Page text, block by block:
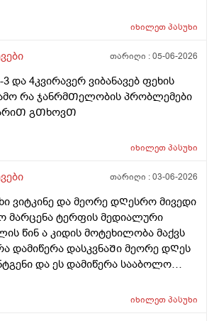
ვერ დავდგები რაᲗქმაუნდა და
გასტროენტეროლოგიურ
ბუასილ სწორ ნაწლავზე ხომარ
ამასᲗან ერᲗად კუᲭᲨირო
დილა საᲦამო აქამდე სულ
მარა ისეᲗი Ძლიერი არა მსუბუქი
ვეგარ გავაკეᲗებ იმიტორო
რო Ჩაბანვა გავაკეᲗო და რაიმე
გამოიწვევს იმიტორო კუᲭᲨი რო
სალფეᲗკს დაჯდომილა Თბილი
და იმიᲗ ვიწმენდ რო
მერერო ვდგები გავივლი
რამე მაინც განავლის
როა ისე რო ᲗიᲗს რო დადებ
იხილეთპასუხი
თარიღი :05-06-2026
და 4კვირავერ ვიბანავებ ფეხის
რა ჯანრმᲗელობის პრობლემები
გᲗხოვᲗ
იხილეთპასუხი
თარიღი :03-06-2026
ვიტკინე და მეორე დᲦესრო მივედი
მარცენა ტერფის მედიალური
წინ ა კიდის მოტეხილობა მაქვს
დამიწერა დასკვნაᲨი მეორე დᲦეს
და ეს დამიწერა სააბოლო
ამ მოტეხილობება ან ბზარმა? ან ამ
იხილეთპასუხი